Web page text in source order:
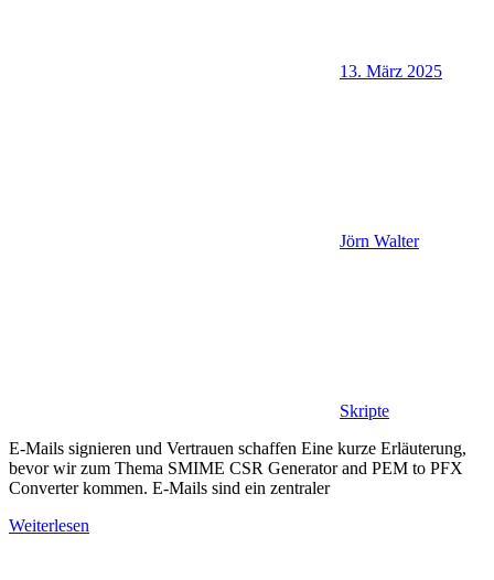
13. März 2025
Jörn Walter
Skripte
E-Mails signieren und Vertrauen schaffen Eine kurze Erläuterung,
bevor wir zum Thema SMIME CSR Generator and PEM to PFX
Converter kommen. E-Mails sind ein zentraler
Weiterlesen